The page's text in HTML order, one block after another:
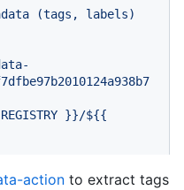
(tags,
labels)
}}/${{
action to extract tags